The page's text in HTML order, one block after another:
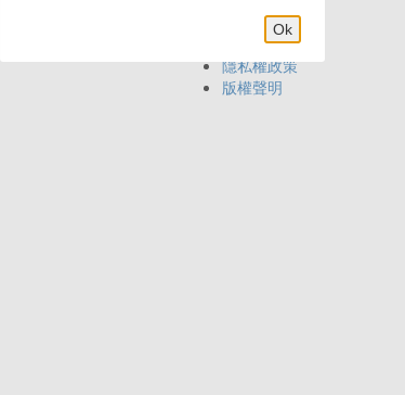
網站導覽
隱私權政策
版權聲明
Ok